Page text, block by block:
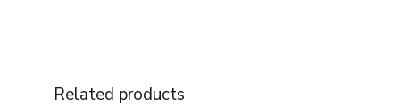
Related products